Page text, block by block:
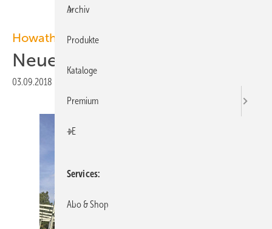
Howatherm
Neues Logistikzentrum
03.09.2018
Archiv
Produkte
Kataloge
Premium
+E
Services
Abo & Shop